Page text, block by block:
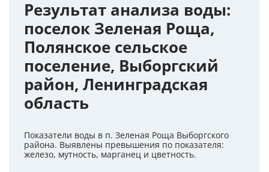
Результат анализа воды:
поселок Зеленая Роща,
Полянское сельское
поселение, Выборгский
район, Ленинградская
область
Показатели воды в п. Зеленая Роща Выборгского
района. Выявлены превышения по показателя:
железо, мутность, марганец и цветность.